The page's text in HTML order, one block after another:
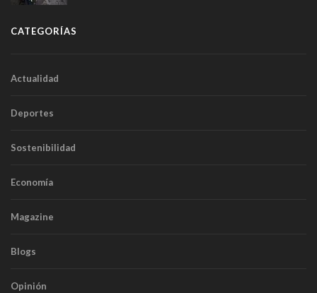
CATEGORÍAS
Actualidad
Deportes
Sostenibilidad
Economía
Magazine
Blogs
Opinión